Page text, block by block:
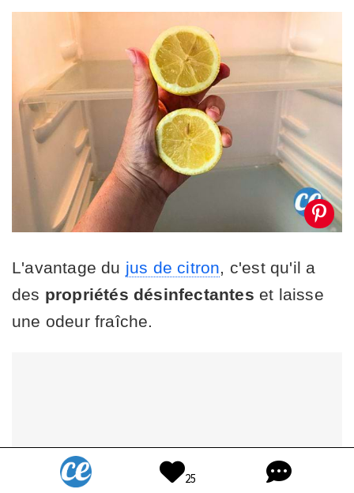
L'avantage du jus de citron, c'est qu'il a
des propriétés désinfectantes et laisse
une odeur fraîche.
25